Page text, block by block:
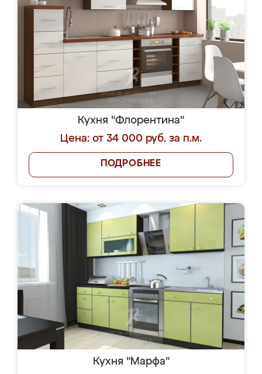
Кухня "Флорентина"
Цена: от 34 000 руб. за п.м.
ПОДРОБНЕЕ
Кухня "Марфа"